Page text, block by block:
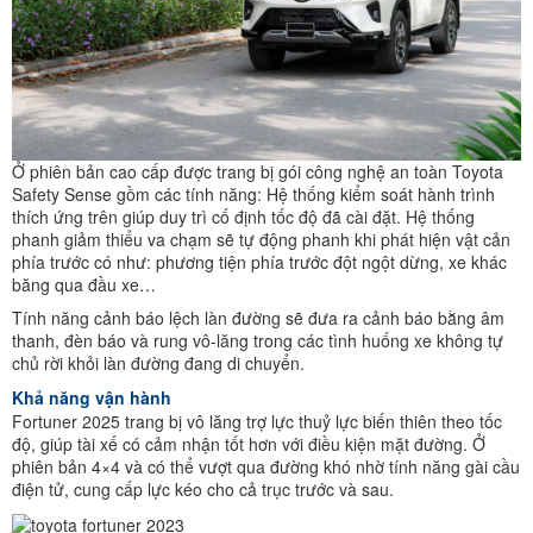
Ở phiên bản cao cấp được trang bị gói công nghệ an toàn Toyota
Safety Sense gồm các tính năng: Hệ thống kiểm soát hành trình
thích ứng trên giúp duy trì cố định tốc độ đã cài đặt. Hệ thống
phanh giảm thiểu va chạm sẽ tự động phanh khi phát hiện vật cản
phía trước có như: phương tiện phía trước đột ngột dừng, xe khác
băng qua đầu xe…
Tính năng cảnh báo lệch làn đường sẽ đưa ra cảnh báo bằng âm
thanh, đèn báo và rung vô-lăng trong các tình huống xe không tự
chủ rời khỏi làn đường đang di chuyển.
Khả năng vận hành
Fortuner 2025 trang bị vô lăng trợ lực thuỷ lực biến thiên theo tốc
độ, giúp tài xế có cảm nhận tốt hơn với điều kiện mặt đường. Ở
phiên bản 4×4 và có thể vượt qua đường khó nhờ tính năng gài cầu
điện tử, cung cấp lực kéo cho cả trục trước và sau.